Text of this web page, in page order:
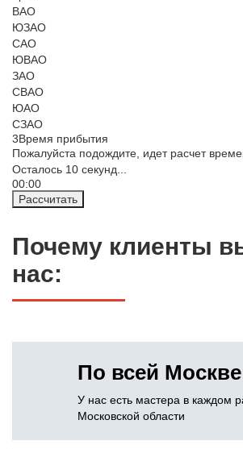
ВАО
ЮЗАО
САО
ЮВАО
ЗАО
СВАО
ЮАО
СЗАО
3Время прибытия
Пожалуйста подождите, идет расчет
Осталось 10 секунд...
00:00
Рассчитать
Почему клиенты
нас:
По всей Москве
У нас есть мастера в каждом
Московской области